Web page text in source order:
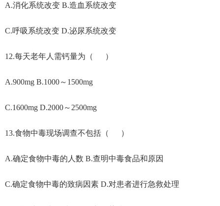
A.消化系统改变 B.造血系统改变
C.呼吸系统改变 D.泌尿系统改变
12.每天老年人需钙量为（ ）
A.900mg B.1000～1500mg
C.1600mg D.2000～2500mg
13.食物中毒现场调查不包括（ ）
A.确定食物中毒的人数 B.查明中毒食品和原因
C.确定食物中毒的致病因素 D.对患者进行急救处理